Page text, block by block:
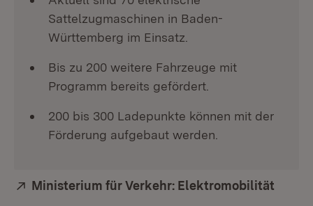
Sattelzugmaschinen in Baden-
Württemberg im Einsatz.
Bis zu 200 weitere Fahrzeuge mit
Programm bereits gefördert.
200 bis 300 Ladepunkte können mit der
Förderung aufgebaut werden.
Extern:
Ministerium für Verkehr: Elektromobilität